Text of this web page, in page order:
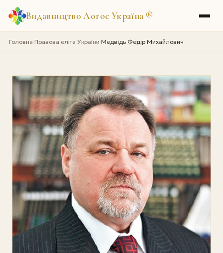
Видавництво Логос Україна ®
Головна›Правова еліта України›Медвідь Федір Михайлович